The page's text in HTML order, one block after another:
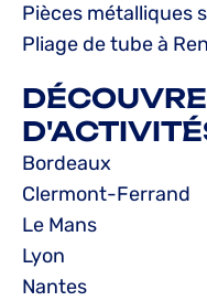
Pièces métalliques
Pliage de tube à
Bordeaux
Clermont-Ferrand
Le Mans
Lyon
Nantes